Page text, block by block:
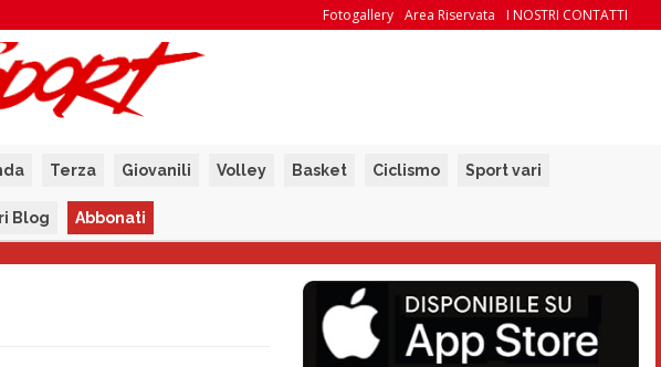
I NOSTRI CONTATTI
Area Riservata
Fotogallery
Terza Giovanili Volley Basket Ciclismo Sport vari
Blog Abbonati